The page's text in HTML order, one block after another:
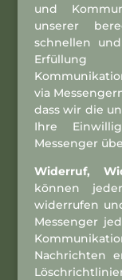
und
unserer
schnellen
Erfüllung
via
dass wir die
Ihre
Messenger
Widerruf,
können
widerrufen
Messenger
Nachrichten